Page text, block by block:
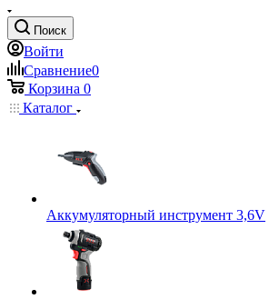
Поиск
Войти
Сравнение0
Корзина 0
Каталог
Аккумуляторный инструмент 3,6V